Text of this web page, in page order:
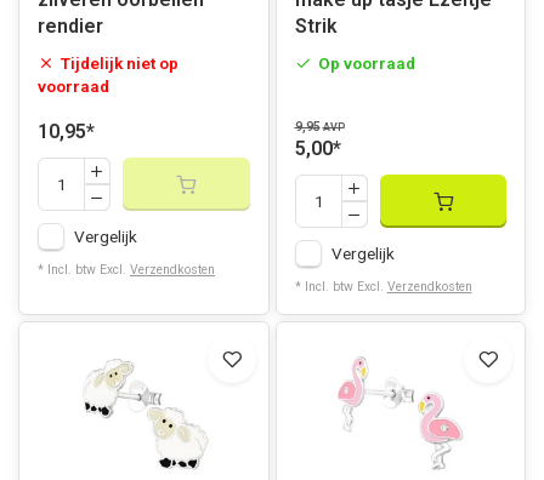
rendier
Tijdelijk niet op
voorraad
10,95*
Vergelijk
* Incl. btw Excl. Verzendkosten
Strik
Op voorraad
9,95 AVP
5,00*
Vergelijk
* Incl. btw Excl. Verzendkosten